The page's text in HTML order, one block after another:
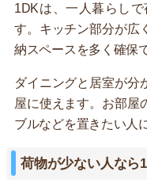
1DKは、一人暮らし
す。キッチン部分が広
納スペースを多く確保
ダイニングと居室が分
屋に使えます。お部屋
ブルなどを置きたい人
荷物が少ない人なら